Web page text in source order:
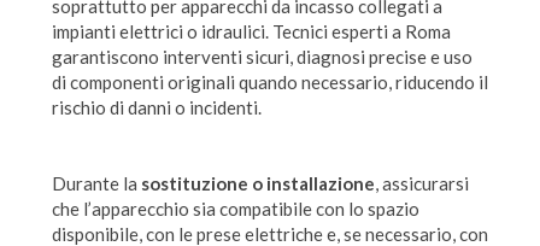
soprattutto per apparecchi da incasso collegati a
impianti elettrici o idraulici. Tecnici esperti a Roma
garantiscono interventi sicuri, diagnosi precise e uso
di componenti originali quando necessario, riducendo il
rischio di danni o incidenti.
Durante la sostituzione o installazione , assicurarsi
che l’apparecchio sia compatibile con lo spazio
disponibile, con le prese elettriche e, se necessario, con